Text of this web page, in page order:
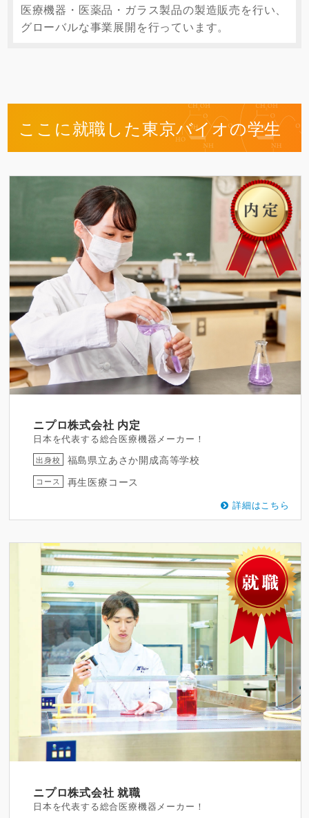
医療機器・医薬品・ガラス製品の製造販売を行い、
グローバルな事業展開を行っています。
ここに就職した東京バイオの学生
ニプロ株式会社 内定
日本を代表する総合医療機器メーカー！
出身校 福島県立あさか開成高等学校
コース 再生医療コース
詳細はこちら
ニプロ株式会社 就職
日本を代表する総合医療機器メーカー！